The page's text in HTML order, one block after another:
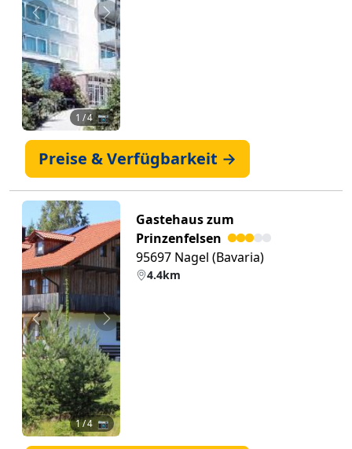
Zurück Weiter
1 / 4 📷
Preise & Verfügbarkeit →
Zurück Weiter
1/ 4 📷
Gastehaus zum
Prinzenfelsen
95697 Nagel (Bavaria)
4.4km